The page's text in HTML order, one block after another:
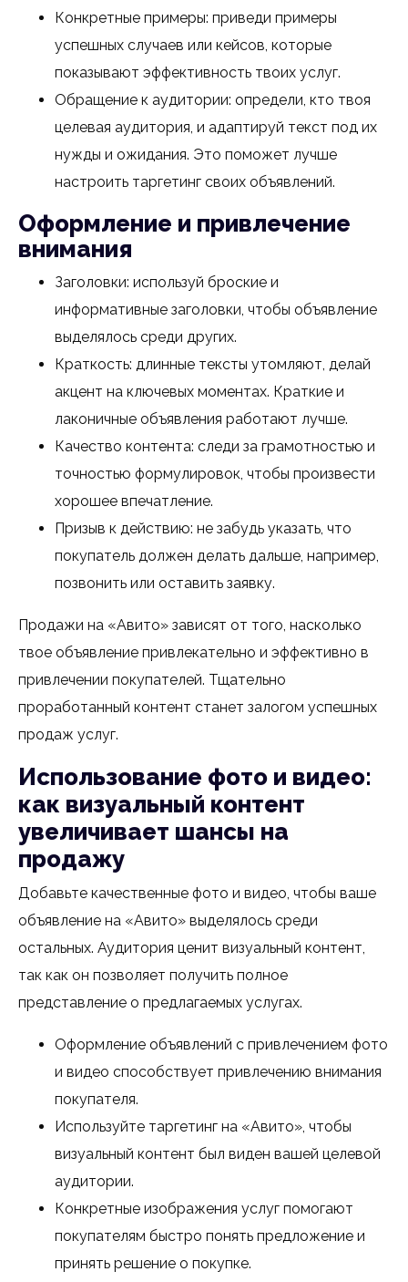
Конкретные примеры: приведи примеры
успешных случаев или кейсов, которые
показывают эффективность твоих услуг.
Обращение к аудитории: определи, кто твоя
целевая аудитория, и адаптируй текст под их
нужды и ожидания. Это поможет лучше
настроить таргетинг своих объявлений.
Оформление и привлечение
внимания
Заголовки: используй броские и
информативные заголовки, чтобы объявление
выделялось среди других.
Краткость: длинные тексты утомляют, делай
акцент на ключевых моментах. Краткие и
лаконичные объявления работают лучше.
Качество контента: следи за грамотностью и
точностью формулировок, чтобы произвести
хорошее впечатление.
Призыв к действию: не забудь указать, что
покупатель должен делать дальше, например,
позвонить или оставить заявку.
Продажи на «Авито» зависят от того, насколько
твое объявление привлекательно и эффективно в
привлечении покупателей. Тщательно
проработанный контент станет залогом успешных
продаж услуг.
Использование фото и видео:
как визуальный контент
увеличивает шансы на
продажу
Добавьте качественные фото и видео, чтобы ваше
объявление на «Авито» выделялось среди
остальных. Аудитория ценит визуальный контент,
так как он позволяет получить полное
представление о предлагаемых услугах.
Оформление объявлений с привлечением фото
и видео способствует привлечению внимания
покупателя.
Используйте таргетинг на «Авито», чтобы
визуальный контент был виден вашей целевой
аудитории.
Конкретные изображения услуг помогают
покупателям быстро понять предложение и
принять решение о покупке.